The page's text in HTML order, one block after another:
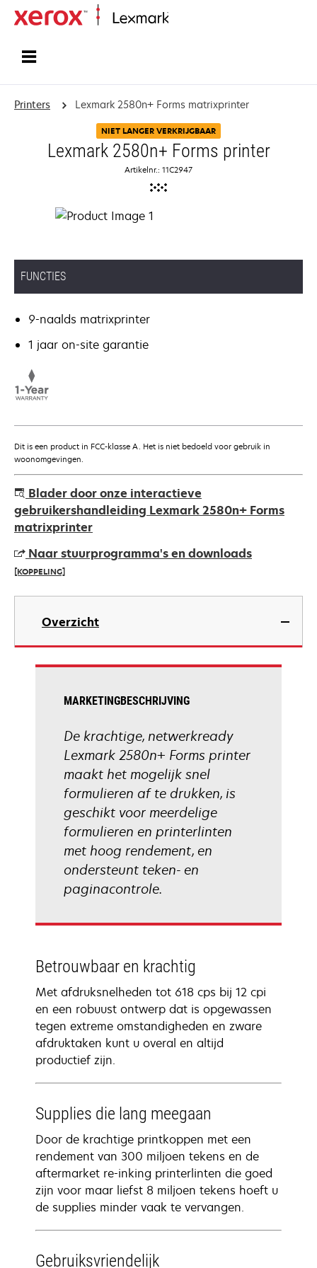
Printers Lexmark 2580n+ Forms matrixprinter
NIET LANGER VERKRIJGBAAR
Lexmark 2580n+ Forms printer
Artikelnr.: 11C2947
FUNCTIES
9-naalds matrixprinter
1 jaar on-site garantie
Dit is een product in FCC-klasse A. Het is niet bedoeld voor gebruik in
woonomgevingen.
Blader door onze interactieve
gebruikershandleiding Lexmark 2580n+ Forms
matrixprinter
Naar stuurprogramma's en downloads
[KOPPELING]
opens
new
Overzicht
MARKETINGBESCHRIJVING
De krachtige, netwerkready
Lexmark 2580n+ Forms printer
maakt het mogelijk snel
formulieren af te drukken, is
geschikt voor meerdelige
formulieren en printerlinten
met hoog rendement, en
ondersteunt teken- en
paginacontrole.
Betrouwbaar en krachtig
Met afdruksnelheden tot 618 cps bij 12 cpi
en een robuust ontwerp dat is opgewassen
tegen extreme omstandigheden en zware
afdruktaken kunt u overal en altijd
productief zijn.
Supplies die lang meegaan
Door de krachtige printkoppen met een
rendement van 300 miljoen tekens en de
aftermarket re-inking printerlinten die goed
zijn voor maar liefst 8 miljoen tekens hoeft u
de supplies minder vaak te vervangen.
Gebruiksvriendelijk